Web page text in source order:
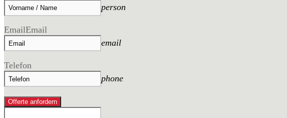
person
EmailEmail
email
Telefon
phone
Offerte anfordern